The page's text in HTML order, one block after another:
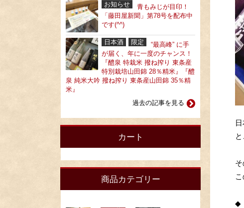
◆
お知らせ
青もみじが目印！
「藤田屋新聞」第78号を配布中
です(^^)
日本酒 限定
“最高峰” に手
が届く、年に一度のチャンス！
『醴泉 特栽米 撥ね搾り 東条産
特別栽培山田錦 28％精米』『醴
泉 純米大吟 撥ね搾り 東条産山田錦 35％精
米』
過去の記事を見る
カート
商品カテゴリー